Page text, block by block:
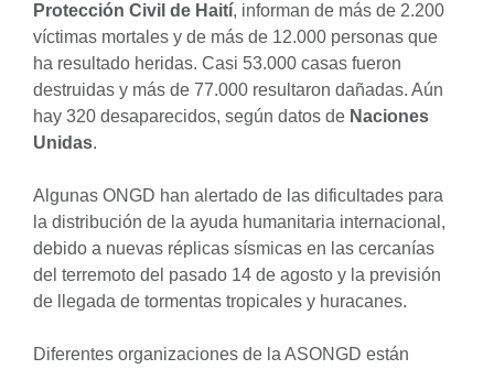
Protección Civil de Haití, informan de más de 2.200
víctimas mortales y de más de 12.000 personas que
ha resultado heridas. Casi 53.000 casas fueron
destruidas y más de 77.000 resultaron dañadas. Aún
hay 320 desaparecidos, según datos de Naciones
Unidas.
Algunas ONGD han alertado de las dificultades para
la distribución de la ayuda humanitaria internacional,
debido a nuevas réplicas sísmicas en las cercanías
del terremoto del pasado 14 de agosto y la previsión
de llegada de tormentas tropicales y huracanes.
Diferentes organizaciones de la ASONGD están